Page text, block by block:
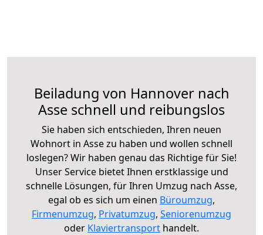
Beiladung von Hannover nach
Asse schnell und reibungslos
Sie haben sich entschieden, Ihren neuen
Wohnort in Asse zu haben und wollen schnell
loslegen? Wir haben genau das Richtige für Sie!
Unser Service bietet Ihnen erstklassige und
schnelle Lösungen, für Ihren Umzug nach Asse,
egal ob es sich um einen Büroumzug,
Firmenumzug, Privatumzug, Seniorenumzug
oder Klaviertransport handelt.